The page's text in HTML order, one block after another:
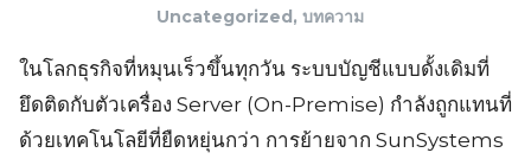
Uncategorized , บทความ
ในโลกธุรกิจที่หมุนเร็วขึ้นทุกวัน ระบบบัญชีแบบดั้งเดิมที่
ยึดติดกับตัวเครื่อง Server (On-Premise) กำลังถูกแทนที่
ด้วยเทคโนโลยีที่ยืดหยุ่นกว่า การย้ายจาก SunSystems